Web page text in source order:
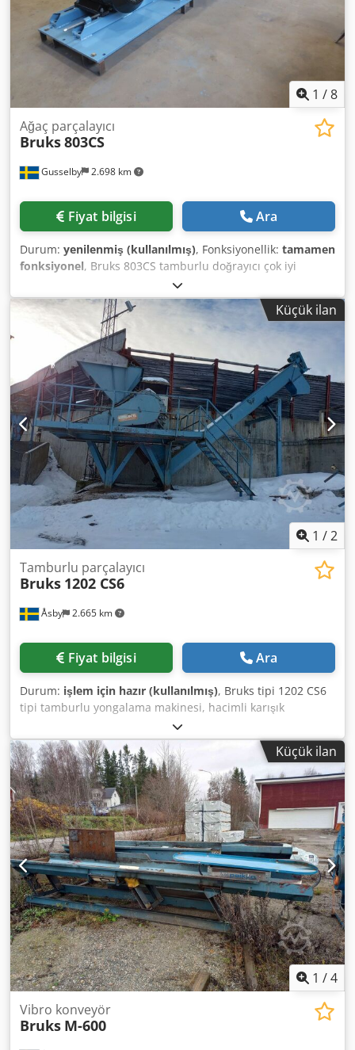
1 /8
Gusselby 2.698 km
Ağaç parçalayıcı
Bruks803CS
Fiyat bilgisi Ara
Durum: yenilenmiş (kullanılmış), Fonksiyonellik: tamamen
fonksiyonel, Bruks 803CS tamburlu doğrayıcı çok iyi
durumda Dodpfezc It Aox Adxjwa
Küçük ilan
1 /2
Åsby 2.665 km
Tamburlu parçalayıcı
Bruks 1202 CS6
Fiyat bilgisi Ara
Durum: işlem için hazır (kullanılmış), Bruks tipi 1202 CS6
tipi tamburlu yongalama makinesi, hacimli karışık
atıklardan yüksek kaliteli hamur yongaları üretmek için
kullanılır: Kenarlıklar, levhalar, kesme uçları, kontrplak,
kaplama ve doğrama atıkları ve kütük üstleri. Yongalama
makinesi hamur ve tahta yongaları veya yakıt yongaları
üretebilir. Saatte 50 m3'e kadar yonga kapasitesi Daha
büyük elektrik motoruyla saatte 100 m3'e kadar yonga
Dwsdpfx Adsuhvhpjxja Elektrik motoru 75 kW
Küçük ilan
1 /4
Vibro konveyör
Bruks M-600